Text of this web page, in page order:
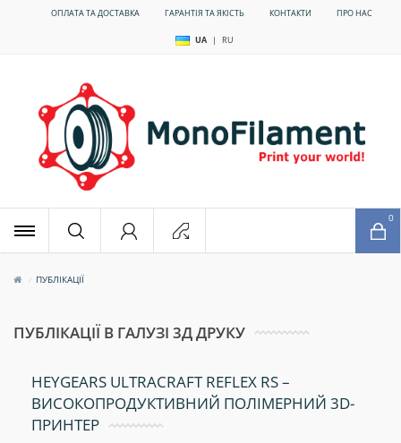
ОПЛАТА ТА ДОСТАВКА ГАРАНТІЯ ТА ЯКІСТЬ КОНТАКТИ ПРО НАС
UA | RU
0
ПУБЛІКАЦІЇ
ПУБЛІКАЦІЇ В ГАЛУЗІ 3Д ДРУКУ
HEYGEARS ULTRACRAFT REFLEX RS –
ВИСОКОПРОДУКТИВНИЙ ПОЛІМЕРНИЙ 3D-
ПРИНТЕР